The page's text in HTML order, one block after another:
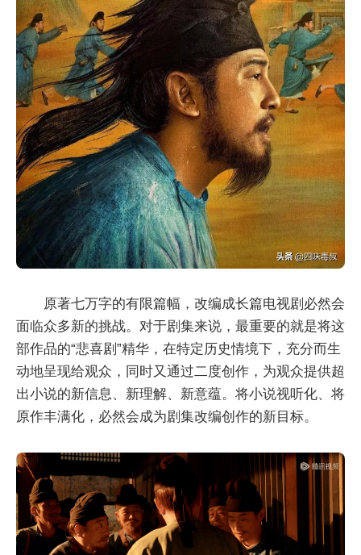
原著七万字的有限篇幅，改编成长篇电视剧必然会
面临众多新的挑战。对于剧集来说，最重要的就是将这
部作品的“悲喜剧”精华，在特定历史情境下，充分而生
动地呈现给观众，同时又通过二度创作，为观众提供超
出小说的新信息、新理解、新意蕴。将小说视听化、将
原作丰满化，必然会成为剧集改编创作的新目标。